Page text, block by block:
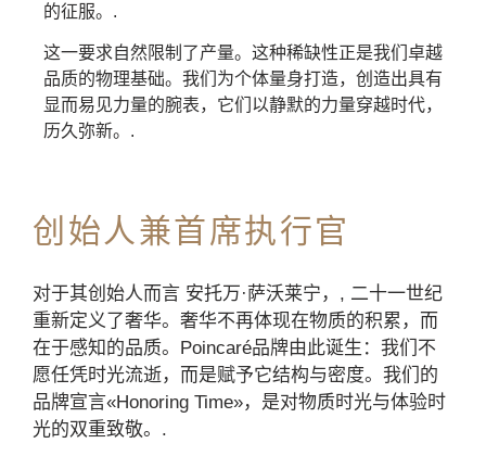
的征服。.
这一要求自然限制了产量。这种稀缺性正是我们卓越
品质的物理基础。我们为个体量身打造，创造出具有
显而易见力量的腕表，它们以静默的力量穿越时代，
历久弥新。.
创始人兼首席执行官
对于其创始人而言 安托万·萨沃莱宁，, 二十一世纪
重新定义了奢华。奢华不再体现在物质的积累，而
在于感知的品质。Poincaré品牌由此诞生：我们不
愿任凭时光流逝，而是赋予它结构与密度。我们的
品牌宣言«Honoring Time»，是对物质时光与体验时
光的双重致敬。.